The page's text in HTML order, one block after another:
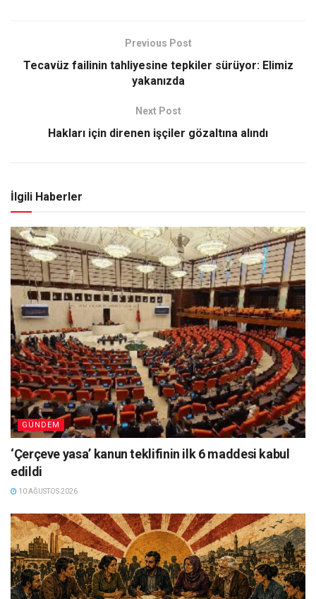
Previous Post
Tecavüz failinin tahliyesine tepkiler sürüyor: Elimiz
yakanızda
Next Post
Hakları için direnen işçiler gözaltına alındı
İlgili Haberler
GÜNDEM
‘Çerçeve yasa’ kanun teklifinin ilk 6 maddesi kabul
edildi
10 AĞUSTOS 2026